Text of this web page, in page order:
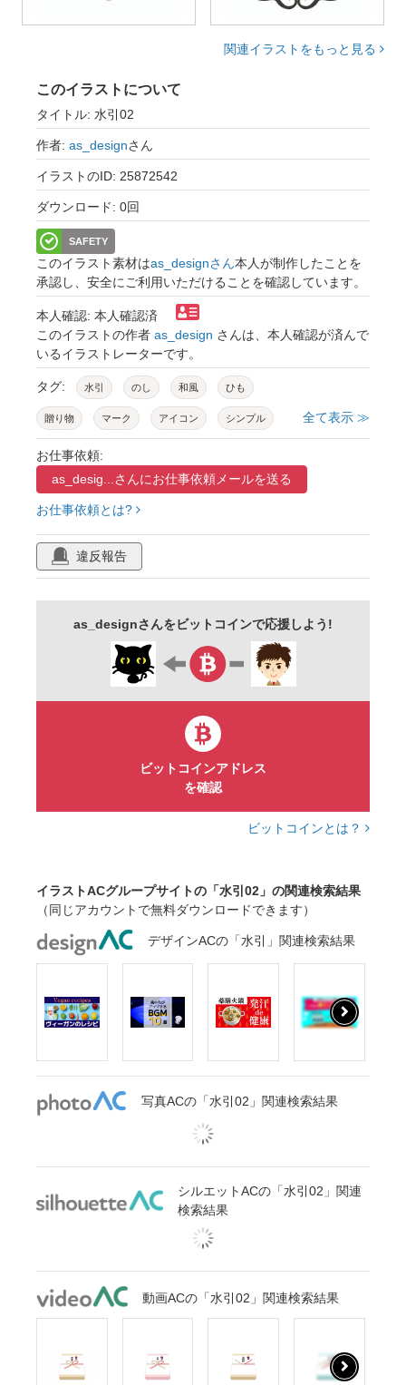
関連イラストをもっと見る
このイラストについて
タイトル: 水引02
作者: as_designさん
イラストのID: 25872542
ダウンロード: 0回
SAFETY
このイラスト素材はas_designさん本人が制作したことを
承認し、安全にご利用いただけることを確認しています。
本人確認: 本人確認済
このイラストの作者 as_design さんは、本人確認が済んで
いるイラストレーターです。
タグ: 水引 のし 和風 ひも
贈り物 マーク アイコン シンプル 全て表示 ≫
お仕事依頼:
as_desig...さんにお仕事依頼メールを送る
お仕事依頼とは?
違反報告
as_designさんをビットコインで応援しよう!
ビットコインアドレス
を確認
ビットコインとは？
イラストACグループサイトの「水引02」の関連検索結果
（同じアカウントで無料ダウンロードできます）
デザインACの「水引」関連検索結果
写真ACの「水引02」関連検索結果
シルエットACの「水引02」関連
検索結果
動画ACの「水引02」関連検索結果